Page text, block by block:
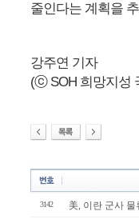
줄인다는 계획을
강주연 기자
(ⓒ SOH 희망지성
3142 美, 이란 군사 물